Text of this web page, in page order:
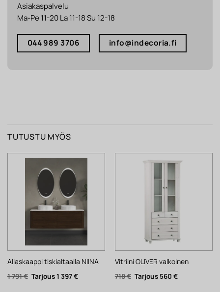
Asiakaspalvelu
Ma-Pe 11-20 La 11-18 Su 12-18
044 989 3706 info@indecoria.fi
TUTUSTU MYÖS
Allaskaappi tiskialtaalla NIINA
1 791€ Alkuperäinen
hinta
1 397€Nykyinen
Vitriini OLIVER valkoinen
718€ Alkuperäinen
hinta
560 €Nykyinen